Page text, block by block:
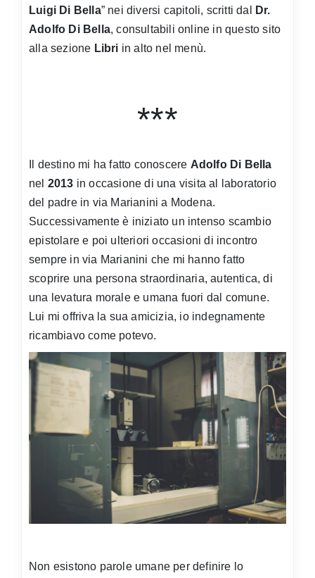
Luigi Di Bella” nei diversi capitoli, scritti dal
Dr.
Adolfo Di Bella, consultabili online in questo sito
alla sezione Libri in alto nel menù.
***
Il destino mi ha fatto conoscere Adolfo Di Bella
nel 2013 in occasione di una visita al laboratorio
del padre in via Marianini a Modena.
Successivamente è iniziato un intenso scambio
epistolare e poi ulteriori occasioni di incontro
sempre in via Marianini che mi hanno fatto
scoprire una persona straordinaria, autentica, di
una levatura morale e umana fuori dal comune.
Lui mi offriva la sua amicizia, io indegnamente
ricambiavo come potevo.
Non esistono parole umane per definire lo